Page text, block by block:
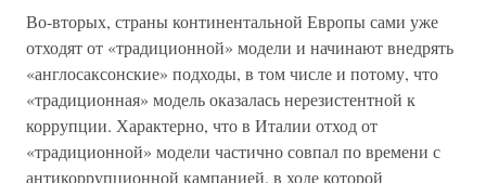
Во-вторых, страны континентальной Европы сами уже
отходят от «традиционной» модели и начинают внедрять
«англосаксонские» подходы, в том числе и потому, что
«традиционная» модель оказалась нерезистентной к
коррупции. Характерно, что в Италии отход от
«традиционной» модели частично совпал по времени с
антикоррупционной кампанией, в ходе которой